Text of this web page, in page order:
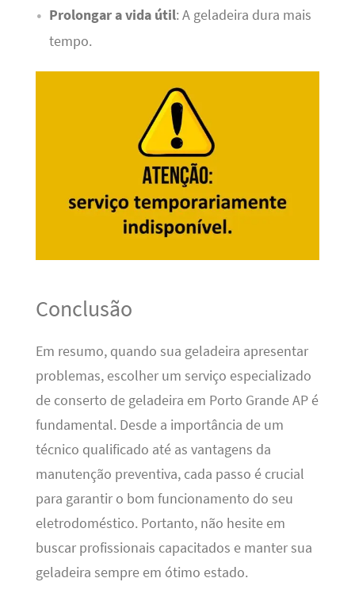
Prolongar a vida útil: A geladeira dura mais
tempo.
Conclusão
Em resumo, quando sua geladeira apresentar
problemas, escolher um serviço especializado
de conserto de geladeira em Porto Grande AP é
fundamental. Desde a importância de um
técnico qualificado até as vantagens da
manutenção preventiva, cada passo é crucial
para garantir o bom funcionamento do seu
eletrodoméstico. Portanto, não hesite em
buscar profissionais capacitados e manter sua
geladeira sempre em ótimo estado.